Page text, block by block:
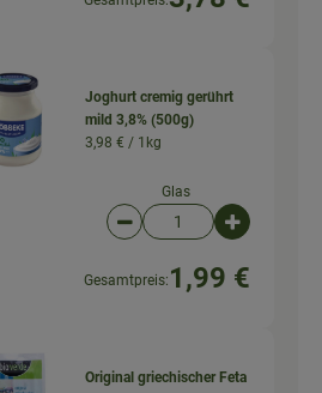
Joghurt cremig gerührt
mild 3,8% (500g)
3,98 € / 1kg
Glas
Artikelanzahl
Gesamtpreis: 1,99 €
Original griechischer Feta